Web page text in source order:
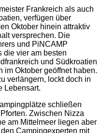
Frankreich als auch
verfügen über
Oktober hinein attraktiv
versprechen. Die
und PiNCAMP
die vier am besten
und Südkroatien
im Oktober geöffnet haben.
verlängern, lockt doch in
Lebensart.
schließen
Zwischen Nizza
am Mittelmeer liegen aber
Campingexperten mit